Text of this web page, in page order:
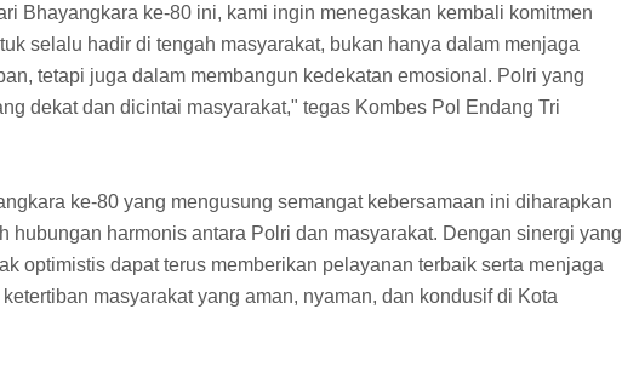
Bhayangkara ke-80 ini, kami ingin menegaskan kembali komitmen
selalu hadir di tengah masyarakat, bukan hanya dalam menjaga
tetapi juga dalam membangun kedekatan emosional. Polri yang
dekat dan dicintai masyarakat," tegas Kombes Pol Endang Tri
ke-80 yang mengusung semangat kebersamaan ini diharapkan
hubungan harmonis antara Polri dan masyarakat. Dengan sinergi yang
optimistis dapat terus memberikan pelayanan terbaik serta menjaga
masyarakat yang aman, nyaman, dan kondusif di Kota